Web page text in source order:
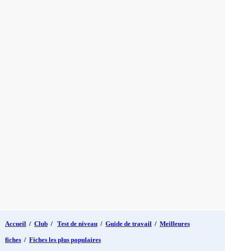
Accueil / Club / Test de niveau / Guide de travail / Meilleures
fiches / Fiches les plus populaires